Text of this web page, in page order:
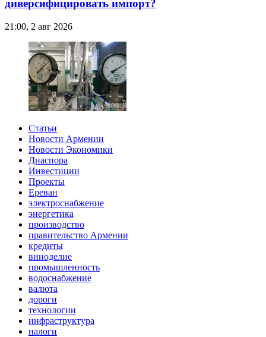
диверсифицировать импорт?
21:00, 2 авг 2026
Статьи
Новости Армении
Новости Экономики
Диаспора
Инвестиции
Проекты
Ереван
электроснабжение
энергетика
производство
правительство Армении
кредиты
виноделие
промышленность
водоснабжение
валюта
дороги
технологии
инфраструктура
налоги